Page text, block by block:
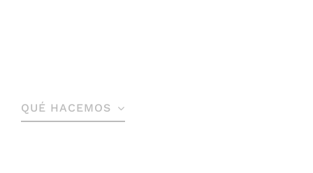
QUÉ HACEMOS